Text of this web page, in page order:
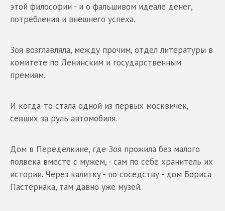
этой философии - и о фальшивом идеале денег,
потребления и внешнего успеха.
Зоя возглавляла, между прочим, отдел литературы в
комитете по Ленинским и государственным
премиям.
И когда-то стала одной из первых москвичек,
севших за руль автомобиля.
Дом в Переделкине, где Зоя прожила без малого
полвека вместе с мужем, - сам по себе хранитель их
истории. Через калитку - по соседству - дом Бориса
Пастернака, там давно уже музей.